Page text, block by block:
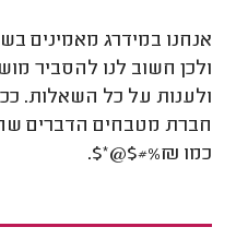
אנחנו במידרג מאמינים
ולכן חשוב לנו להסביר
ולענות על כל השאלות.
חברת מטבחים הדברים
כמו &%#$@*$.